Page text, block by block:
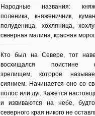
Народные названия:
поленика, княженичник,
полуденица, хохляница,
северная малина, красная
Кто был на Севере, тот
восхи­щался поистине
зрелищем, которое
сиянием. Начинается оно со
полос или дуг. Кажется
и извиваются на небе,
северного края никого не